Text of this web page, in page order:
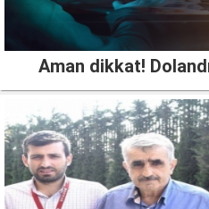
Aman dikkat!